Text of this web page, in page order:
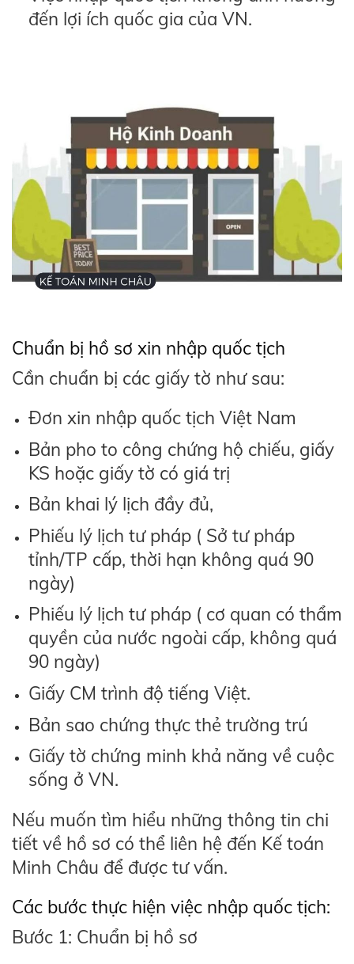
đến lợi ích quốc gia của VN.
Chuẩn bị hồ sơ xin nhập quốc tịch
Cần chuẩn bị các giấy tờ như sau:
Đơn xin nhập quốc tịch Việt Nam
Bản pho to công chứng hộ chiếu, giấy
KS hoặc giấy tờ có giá trị
Bản khai lý lịch đầy đủ,
Phiếu lý lịch tư pháp ( Sở tư pháp
tỉnh/TP cấp, thời hạn không quá 90
ngày)
Phiếu lý lịch tư pháp ( cơ quan có thẩm
quyền của nước ngoài cấp, không quá
90 ngày)
Giấy CM trình độ tiếng Việt.
Bản sao chứng thực thẻ trường trú
Giấy tờ chứng minh khả năng về cuộc
sống ở VN.
Nếu muốn tìm hiểu những thông tin chi
tiết về hồ sơ có thể liên hệ đến Kế toán
Minh Châu để được tư vấn.
Các bước thực hiện việc nhập quốc tịch:
Bước 1: Chuẩn bị hồ sơ